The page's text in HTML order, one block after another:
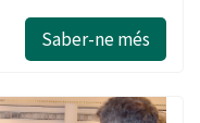
Saber-ne més